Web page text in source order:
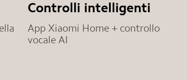
Controlli intelligenti
App Xiaomi Home + controllo
vocale AI